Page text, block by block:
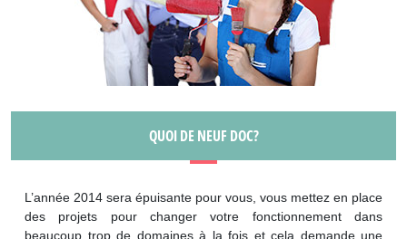
QUOI DE NEUF DOC?
L’année 2014 sera épuisante pour vous, vous mettez en place
des projets pour changer votre fonctionnement dans
beaucoup trop de domaines à la fois et cela demande une